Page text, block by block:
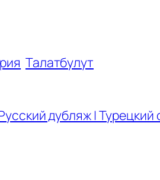
Талатбулут
дубляж | Турецкий